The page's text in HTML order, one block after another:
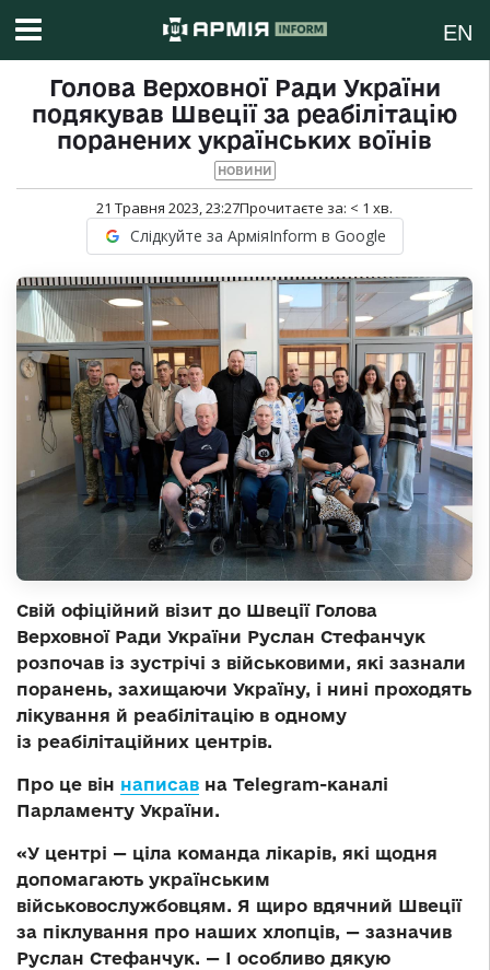
EN
Голова Верховної Ради України
подякував Швеції за реабілітацію
поранених українських воїнів
НОВИНИ
21 Травня 2023, 23:27Прочитаєте за: < 1 хв.
Слідкуйте за АрміяInform в Google
Свій офіційний візит до Швеції Голова
Верховної Ради України Руслан Стефанчук
розпочав із зустрічі з військовими, які зазнали
поранень, захищаючи Україну, і нині проходять
лікування й реабілітацію в одному
із реабілітаційних центрів.
Про це він написав на Telegram-каналі
Парламенту України.
«У центрі — ціла команда лікарів, які щодня
допомагають українським
військовослужбовцям. Я щиро вдячний Швеції
за піклування про наших хлопців, — зазначив
Руслан Стефанчук. — І особливо дякую